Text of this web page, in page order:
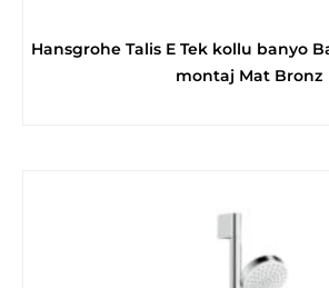
Hansgrohe Talis E Tek kollu banyo
montaj Mat Bronz